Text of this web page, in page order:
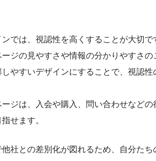
では、視認性を高くすることが大切で
ジの見やすさや情報の分かりやすさの
やすいデザインにすることで、視認
ジは、入会や購入、問い合わせなど
せます。
社との差別化が図れるため、自分た